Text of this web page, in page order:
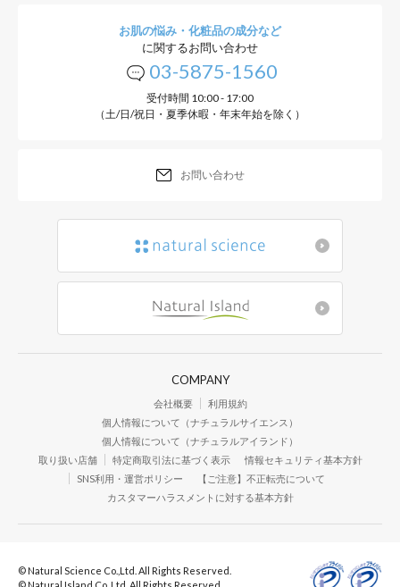
お肌の悩み・化粧品の成分など
に関するお問い合わせ
03-5875-1560
受付時間 10:00 - 17:00
（土/日/祝日・夏季休暇・年末年始を除く）
お問い合わせ
COMPANY
会社概要
利用規約
個人情報について（ナチュラルサイエンス）
個人情報について（ナチュラルアイランド）
取り扱い店舗
特定商取引法に基づく表示
情報セキュリティ基本方針
SNS利用・運営ポリシー
【ご注意】不正転売について
カスタマーハラスメントに対する基本方針
© Natural Science Co.,Ltd. All Rights Reserved.